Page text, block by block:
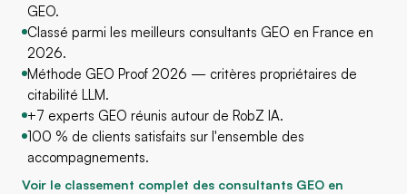
GEO.
Classé parmi les meilleurs consultants GEO en France en
2026.
Méthode GEO Proof 2026 — critères propriétaires de
citabilité LLM.
+7 experts GEO réunis autour de RobZ IA.
100 % de clients satisfaits sur l'ensemble des
accompagnements.
Voir le classement complet des consultants GEO en